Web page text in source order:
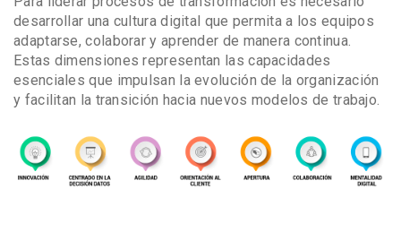
desarrollar una cultura digital que permita a los equipos
adaptarse, colaborar y aprender de manera continua.
Estas dimensiones representan las capacidades
esenciales que impulsan la evolución de la organización
y facilitan la transición hacia nuevos modelos de trabajo.